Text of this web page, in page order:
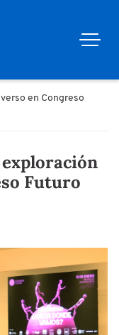
en Congreso
Futuro